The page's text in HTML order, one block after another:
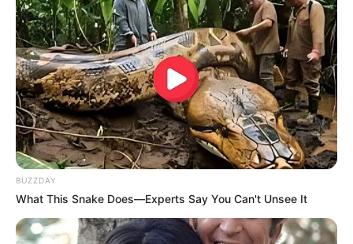
Anti Mainstream, 10 Cara
Membawa Barang Belanjaan
Versi Warga Thailand
BUZZDAY
What This Snake Does—Experts Say You Can't Unsee It